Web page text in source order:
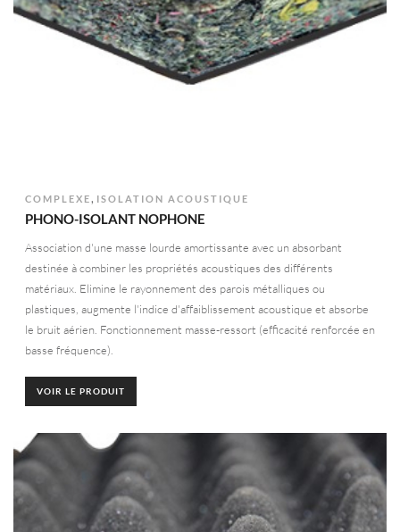
COMPLEXE, ISOLATION ACOUSTIQUE
PHONO-ISOLANT NOPHONE
Association d'une masse lourde amortissante avec un absorbant
destinée à combiner les propriétés acoustiques des différents
matériaux. Elimine le rayonnement des parois métalliques ou
plastiques, augmente l'indice d'affaiblissement acoustique et absorbe
le bruit aérien. Fonctionnement masse-ressort (efficacité renforcée en
basse fréquence).
VOIR LE PRODUIT